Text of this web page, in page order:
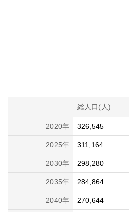
総人口(人)
2020年 326,545
2025年 311,164
2030年 298,280
2035年 284,864
2040年 270,644